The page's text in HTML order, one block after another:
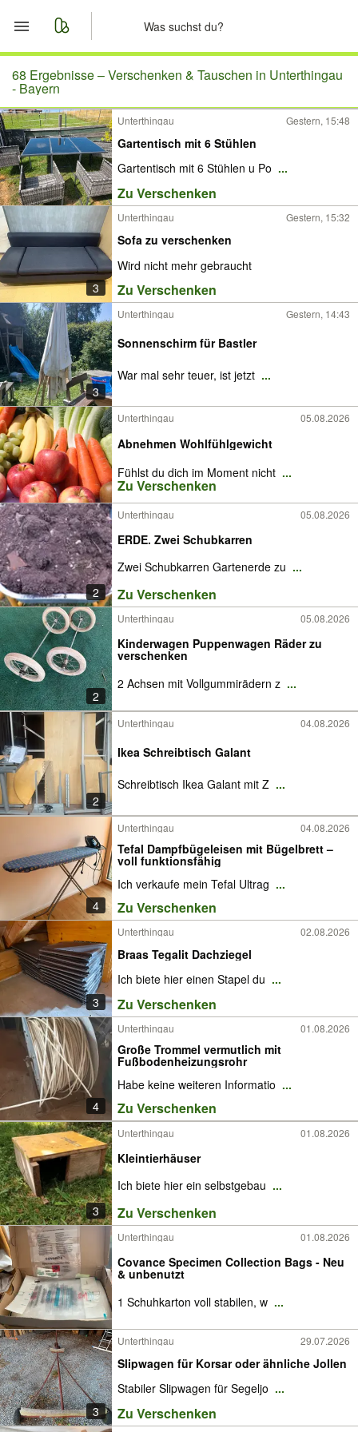
Start
Merkliste
Nachrichten
Anzeige aufgeben
68 Ergebnisse –Verschenken & Tauschen in Unterthingau
- Bayern
Unterthingau Gestern, 15:48
Gartentisch mit 6 Stühlen
Gartentisch mit 6 Stühlen u Po ...
Zu Verschenken
3
Unterthingau Gestern, 15:32
Sofa zu verschenken
Wird nicht mehr gebraucht
Zu Verschenken
3
Unterthingau Gestern, 14:43
Sonnenschirm für Bastler
War mal sehr teuer, ist jetzt ...
Unterthingau 05.08.2026
Abnehmen Wohlfühlgewicht
Fühlst du dich im Moment nicht ...
Zu Verschenken
2
Unterthingau 05.08.2026
ERDE. Zwei Schubkarren
Zwei Schubkarren Gartenerde zu ...
Zu Verschenken
2
Unterthingau 05.08.2026
Kinderwagen Puppenwagen Räder zu
verschenken
2 Achsen mit Vollgummirädern z ...
2
Unterthingau 04.08.2026
Ikea Schreibtisch Galant
Schreibtisch Ikea Galant mit Z ...
4
Unterthingau 04.08.2026
Tefal Dampfbügeleisen mit Bügelbrett –
voll funktionsfähig
Ich verkaufe mein Tefal Ultrag ...
Zu Verschenken
3
Unterthingau 02.08.2026
Braas Tegalit Dachziegel
Ich biete hier einen Stapel du ...
Zu Verschenken
4
Unterthingau 01.08.2026
Große Trommel vermutlich mit
Fußbodenheizungsrohr
Habe keine weiteren Informatio ...
Zu Verschenken
3
Unterthingau 01.08.2026
Kleintierhäuser
Ich biete hier ein selbstgebau ...
Zu Verschenken
Unterthingau 01.08.2026
Covance Specimen Collection Bags - Neu
& unbenutzt
1 Schuhkarton voll stabilen, w ...
3
Unterthingau 29.07.2026
Slipwagen für Korsar oder ähnliche Jollen
Stabiler Slipwagen für Segeljo ...
Zu Verschenken